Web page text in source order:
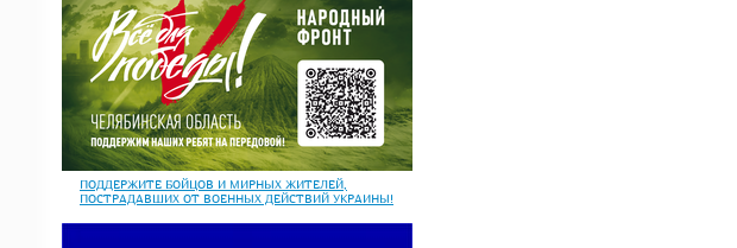
ПОДДЕРЖИТЕ БОЙЦОВ И МИРНЫХ ЖИТЕЛЕЙ,
ПОСТРАДАВШИХ ОТ ВОЕННЫХ ДЕЙСТВИЙ УКРАИНЫ!